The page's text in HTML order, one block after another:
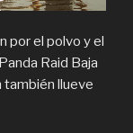
por el polvo y el
Raid Baja
llueve